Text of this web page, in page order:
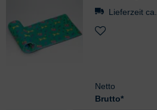
Lieferzeit
Netto
Brutto*